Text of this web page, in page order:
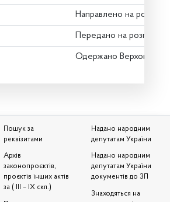
Направлено на розгляд
Передано на розгляд
Одержано Верховною
Пошук за
реквізитами
Архів
законопроєктів,
проєктів інших актів
за ( III – IX скл.)
Надано народним
депутатам України
Надано народним
депутатам України
документів до ЗП
Знаходяться на